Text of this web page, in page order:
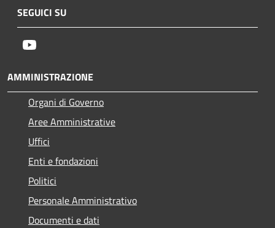
SEGUICI SU
AMMINISTRAZIONE
Organi di Governo
Aree Amministrative
Uffici
Enti e fondazioni
Politici
Personale Amministrativo
Documenti e dati